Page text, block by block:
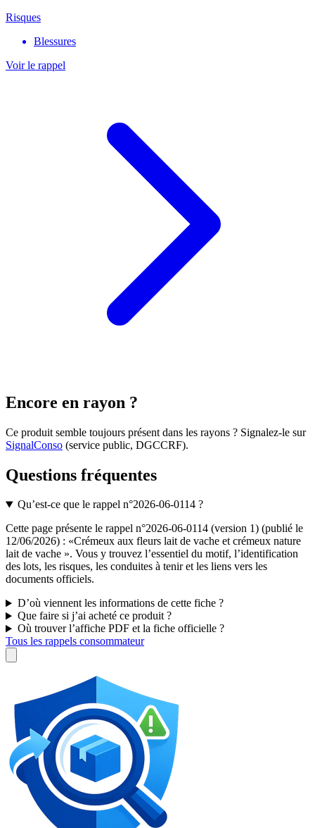
Risques
Blessures
Voir le rappel
Encore en rayon ?
Ce produit semble toujours présent dans les rayons ? Signalez-le sur
SignalConso (service public, DGCCRF).
Questions fréquentes
Qu’est-ce que le rappel n°2026-06-0114 ?
Cette page présente le rappel n°2026-06-0114 (version 1) (publié le
12/06/2026) : «Crémeux aux fleurs lait de vache et crémeux nature
lait de vache ». Vous y trouvez l’essentiel du motif, l’identification
des lots, les risques, les conduites à tenir et les liens vers les
documents officiels.
D’où viennent les informations de cette fiche ?
Que faire si j’ai acheté ce produit ?
Où trouver l’affiche PDF et la fiche officielle ?
Tous les rappels consommateur